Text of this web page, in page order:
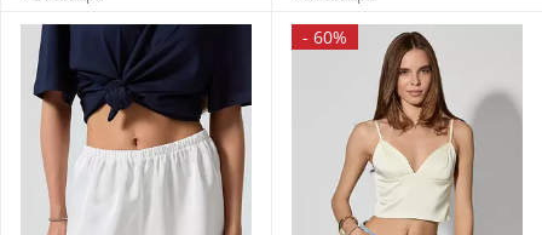
- 60%